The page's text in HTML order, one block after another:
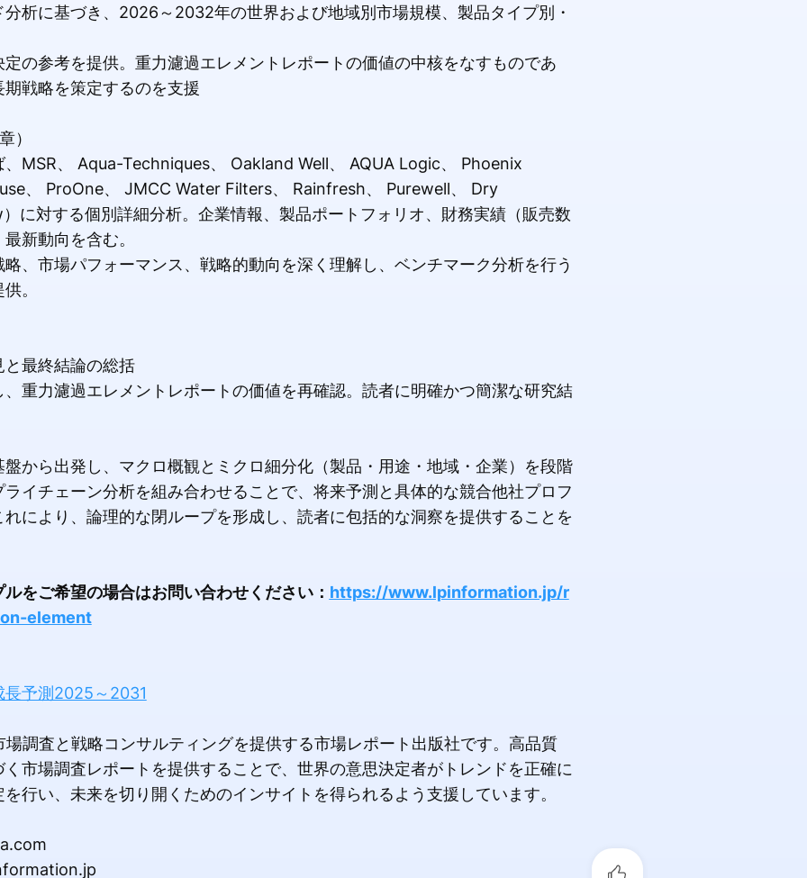
析に基づき、2026～2032年の世界および地域別市場規模、製品タイプ別・
の参考を提供。重力濾過エレメントレポートの価値の中核をなすものであ
戦略を策定するのを支援
）
MSR、 Aqua-Techniques、 Oakland Well、 AQUA Logic、 Phoenix
、 ProOne、 JMCC Water Filters、 Rainfresh、 Purewell、 Dry
に対する個別詳細分析。企業情報、製品ポートフォリオ、財務実績（販売数
新動向を含む。
、市場パフォーマンス、戦略的動向を深く理解し、ベンチマーク分析を行う
。
最終結論の総括
重力濾過エレメントレポートの価値を再確認。読者に明確かつ簡潔な研究結
から出発し、マクロ概観とミクロ細分化（製品・用途・地域・企業）を段階
イチェーン分析を組み合わせることで、将来予測と具体的な競合他社プロフ
により、論理的な閉ループを形成し、読者に包括的な洞察を提供することを
をご希望の場合はお問い合わせください： https://www.lpinformation.jp/r
element
長予測2025～2031
調査と戦略コンサルティングを提供する市場レポート出版社です。高品質
市場調査レポートを提供することで、世界の意思決定者がトレンドを正確に
行い、未来を切り開くためのインサイトを得られるよう支援しています。